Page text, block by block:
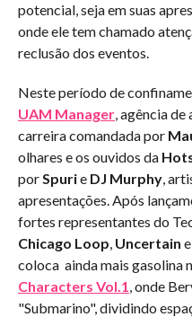
potencial, seja em suas
onde ele tem chamado
reclusão dos eventos.
Neste período de
UAM Manager, agência
carreira comandada por
olhares e os ouvidos da
porSpurie DJ Murphy,
apresentações. Após
fortes representantes do
Chicago Loop, Uncertain e
coloca ainda mais gasolina
Characters Vol.1,onde
"Submarino", dividindo